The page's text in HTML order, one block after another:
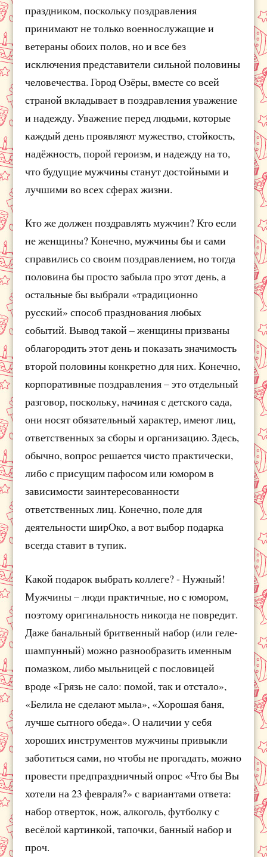
праздником, поскольку поздравления
принимают не только военнослужащие и
ветераны обоих полов, но и все без
исключения представители сильной половины
человечества. Город Озёры, вместе со всей
страной вкладывает в поздравления уважение
и надежду. Уважение перед людьми, которые
каждый день проявляют мужество, стойкость,
надёжность, порой героизм, и надежду на то,
что будущие мужчины станут достойными и
лучшими во всех сферах жизни.
Кто же должен поздравлять мужчин? Кто если
не женщины? Конечно, мужчины бы и сами
справились со своим поздравлением, но тогда
половина бы просто забыла про этот день, а
остальные бы выбрали «традиционно
русский» способ празднования любых
событий. Вывод такой – женщины призваны
облагородить этот день и показать значимость
второй половины конкретно для них. Конечно,
корпоративные поздравления – это отдельный
разговор, поскольку, начиная с детского сада,
они носят обязательный характер, имеют лиц,
ответственных за сборы и организацию. Здесь,
обычно, вопрос решается чисто практически,
либо с присущим пафосом или юмором в
зависимости заинтересованности
ответственных лиц. Конечно, поле для
деятельности ширОко, а вот выбор подарка
всегда ставит в тупик.
Какой подарок выбрать коллеге? - Нужный!
Мужчины – люди практичные, но с юмором,
поэтому оригинальность никогда не повредит.
Даже банальный бритвенный набор (или геле-
шампунный) можно разнообразить именным
помазком, либо мыльницей с пословицей
вроде «Грязь не сало: помой, так и отстало»,
«Белила не сделают мыла», «Хорошая баня,
лучше сытного обеда». О наличии у себя
хороших инструментов мужчины привыкли
заботиться сами, но чтобы не прогадать, можно
провести предпраздничный опрос «Что бы Вы
хотели на 23 февраля?» с вариантами ответа:
набор отверток, нож, алкоголь, футболку с
весёлой картинкой, тапочки, банный набор и
проч.